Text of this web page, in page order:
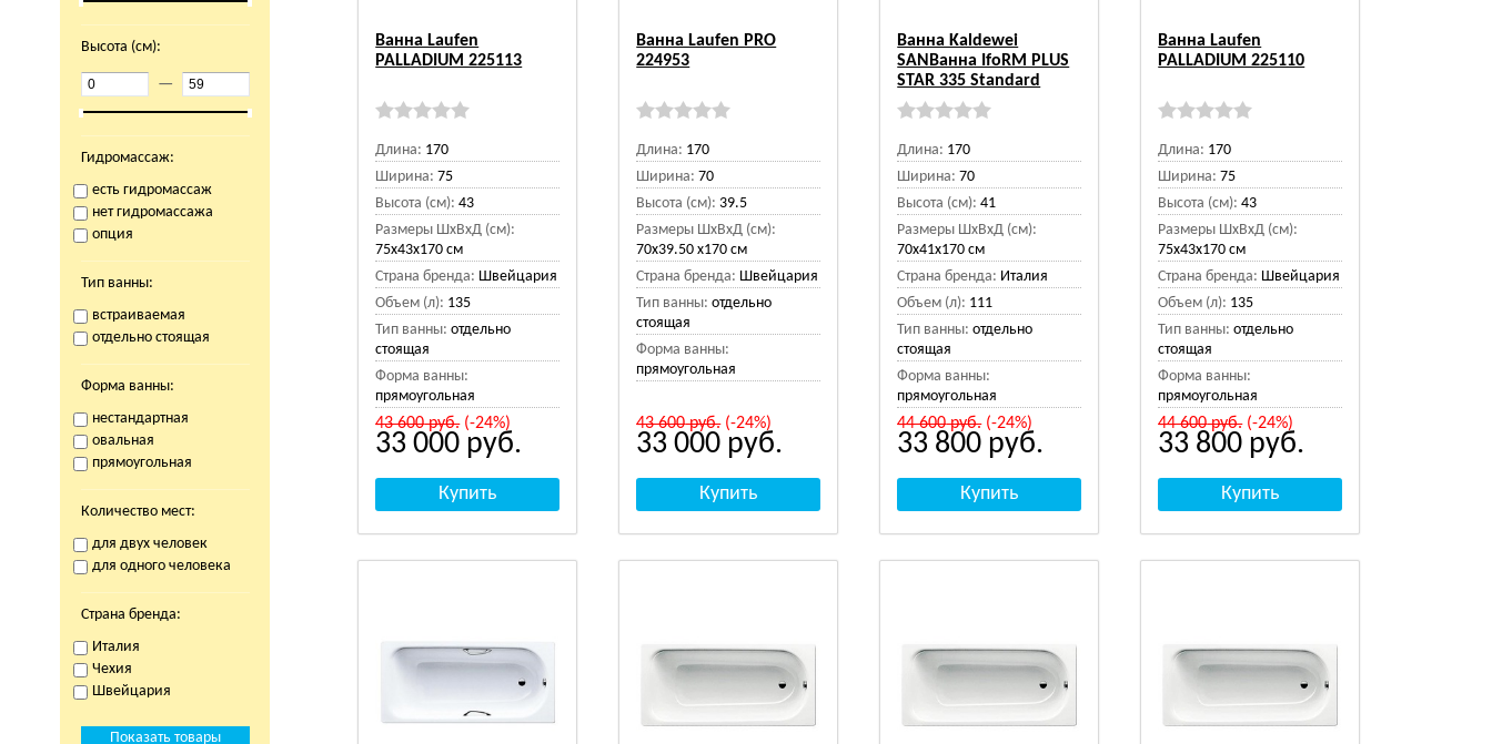
Высота (см):
—
Гидромассаж:
есть гидромассаж
нет гидромассажа
опция
Тип ванны:
встраиваемая
отдельно стоящая
Форма ванны:
нестандартная
овальная
прямоугольная
Количество мест:
для двух человек
для одного человека
Страна бренда:
Италия
Чехия
Швейцария
Ванна Laufen
PALLADIUM 225113
Длина: 170
Ширина: 75
Высота (см): 43
Размеры ШхВхД (см):
75x43x170 см
Страна бренда: Швейцария
Объем (л): 135
Тип ванны: отдельно
стоящая
Форма ванны:
прямоугольная
43 600руб.(-24%)
33 000 руб.
Ванна Laufen PRO
224953
Длина: 170
Ширина: 70
Высота (см): 39.5
Размеры ШхВхД (см):
70x39.50 x170 см
Страна бренда: Швейцария
Тип ванны: отдельно
стоящая
Форма ванны:
прямоугольная
43 600руб.(-24%)
33 000 руб.
Ванна Kaldewei
SANВанна IfoRM PLUS
STAR 335 Standard
Длина: 170
Ширина: 70
Высота (см): 41
Размеры ШхВхД (см):
70x41x170 см
Страна бренда: Италия
Объем (л): 111
Тип ванны: отдельно
стоящая
Форма ванны:
прямоугольная
44 600руб.(-24%)
33 800 руб.
Ванна Laufen
PALLADIUM 225110
Длина: 170
Ширина: 75
Высота (см): 43
Размеры ШхВхД (см):
75x43x170 см
Страна бренда: Швейцария
Объем (л): 135
Тип ванны: отдельно
стоящая
Форма ванны:
прямоугольная
44 600руб.(-24%)
33 800 руб.